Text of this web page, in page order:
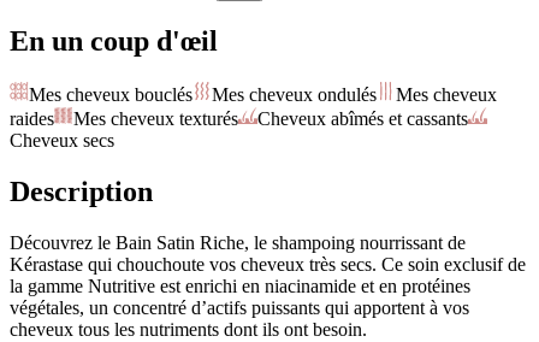
En un coup d'œil
Mes cheveux bouclés Mes cheveux ondulés
Mes cheveux
raides
Mes cheveux texturés
Cheveux abîmés et cassants
Cheveux secs
Description
Découvrez le Bain Satin Riche, le shampoing nourrissant de
Kérastase qui chouchoute vos cheveux très secs. Ce soin exclusif de
la gamme Nutritive est enrichi en niacinamide et en protéines
végétales, un concentré d’actifs puissants qui apportent à vos
cheveux tous les nutriments dont ils ont besoin.